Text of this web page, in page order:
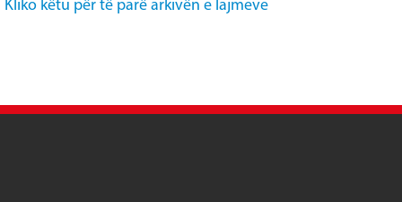
Kliko këtu për të parë arkivën e lajmeve